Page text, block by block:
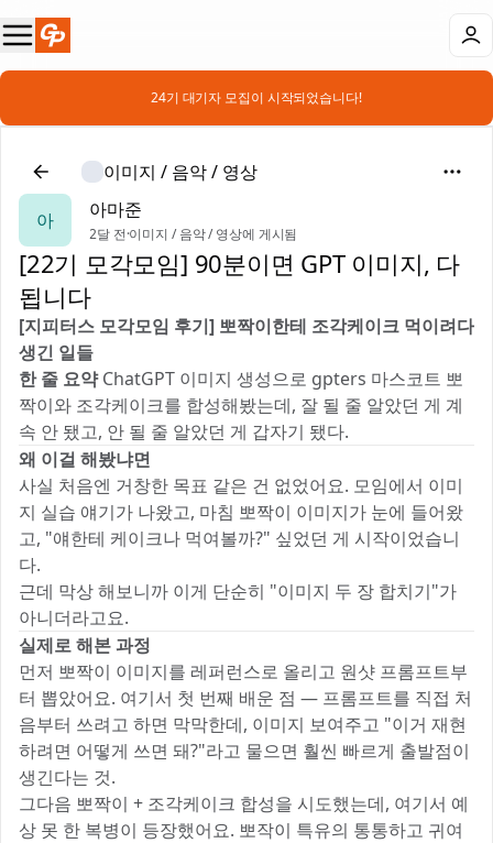
📣 24기 대기자 모집이 시작되었습니다!
이미지 / 음악 / 영상
아
아마준
2달 전·이미지 / 음악 / 영상에 게시됨
[22기 모각모임] 90분이면 GPT 이미지, 다
됩니다
[지피터스 모각모임 후기] 뽀짝이한테 조각케이크 먹이려다
생긴 일들
한 줄 요약ChatGPT 이미지 생성으로 gpters 마스코트 뽀
짝이와 조각케이크를 합성해봤는데, 잘 될 줄 알았던 게 계
속 안 됐고, 안 될 줄 알았던 게 갑자기 됐다.
왜 이걸 해봤냐면
사실 처음엔 거창한 목표 같은 건 없었어요. 모임에서 이미
지 실습 얘기가 나왔고, 마침 뽀짝이 이미지가 눈에 들어왔
고, "얘한테 케이크나 먹여볼까?" 싶었던 게 시작이었습니
다.
근데 막상 해보니까 이게 단순히 "이미지 두 장 합치기"가
아니더라고요.
실제로 해본 과정
먼저 뽀짝이 이미지를 레퍼런스로 올리고 원샷 프롬프트부
터 뽑았어요. 여기서 첫 번째 배운 점 — 프롬프트를 직접 처
음부터 쓰려고 하면 막막한데, 이미지 보여주고 "이거 재현
하려면 어떻게 쓰면 돼?"라고 물으면 훨씬 빠르게 출발점이
생긴다는 것.
그다음 뽀짝이 + 조각케이크 합성을 시도했는데, 여기서 예
상 못 한 복병이 등장했어요. 뽀작이 특유의 통통하고 귀여